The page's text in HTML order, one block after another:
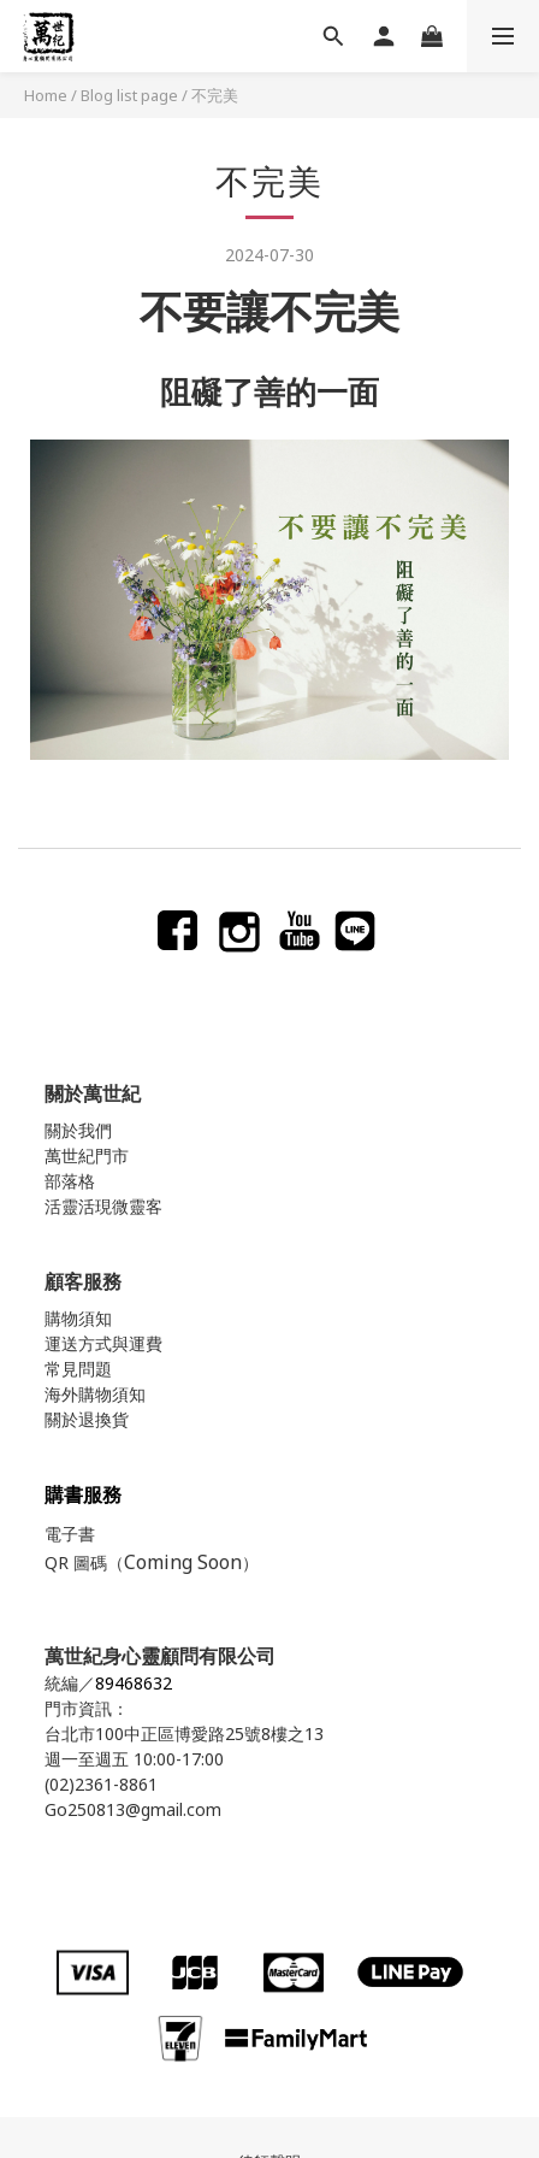
Home / Blog list page /不完美
不完美
2024-07-30
不要讓不完美
阻礙了善的一面
關於萬世紀
關於我們
萬世紀門市
部落格
活靈活現微靈客
顧客服務
購物須知
運送方式與運費
常見問題
海外購物須知
關於退換貨
購書服務
電子書
QR 圖碼（Coming Soon）
萬世紀身心靈顧問有限公司
統編／89468632
門市資訊：
台北市100中正區博愛路25號8樓之13
週一至週五 10:00-17:00
(02)2361-8861
Go250813@gmail.com